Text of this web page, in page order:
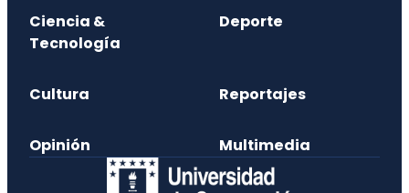
Ciencia &
Tecnología
Deporte
Cultura Reportajes
Opinión Multimedia